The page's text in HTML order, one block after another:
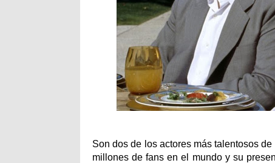
Son dos de los actores más talentosos
millones de fans en el mundo y su